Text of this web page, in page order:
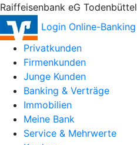
Raiffeisenbank eG Todenbüttel
Login Online-Banking
Privatkunden
Firmenkunden
Junge Kunden
Banking & Verträge
Immobilien
Meine Bank
Service & Mehrwerte